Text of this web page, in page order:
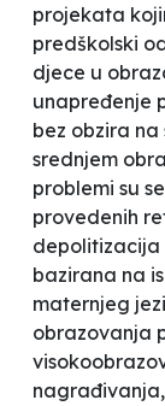
projekata
predškolski
djece u
unapređenje
bez obzira na
srednjem
problemi su
provedenih
depolitizacija
bazirana na
maternjeg
obrazovanja